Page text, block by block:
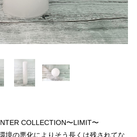
COLLECTION〜LIMIT〜
境の悪化によりそう長くは残されてな